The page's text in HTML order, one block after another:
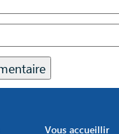
Vous accueillir